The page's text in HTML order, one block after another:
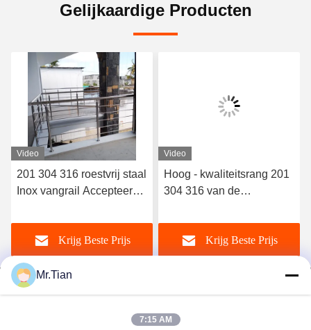
Gelijkaardige Producten
Video
201 304 316 roestvrij staal
Inox vangrail Accepteer
Krijg Beste Prijs
Video
Hoog - kwaliteitsrang 201
304 316 van de
Roestvrij staaltrede de
TredetraliewerkKrijg Beste Prijs
Mr.Tian
7:15 AM